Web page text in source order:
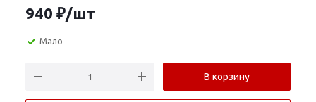
940 ₽/шт
Мало
В корзину